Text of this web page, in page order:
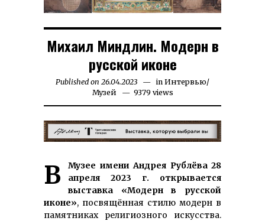
Михаил Миндлин. Модерн в
русской иконе
Published on 26.04.2023 18.12.2024
in Интервью/
Музей
9379 views
В Музее имени Андрея Рублёва 28
апреля 2023 г. от­кры­вает­ся
выставка «Модерн в русской
иконе», по­свя­щён­ная сти­лю модерн в
па­мятни­ках ре­лигиозного искусства.